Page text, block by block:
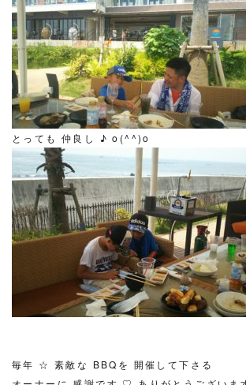
とっても 仲良し ♪ o(^^)o
毎年 ☆ 素敵な BBQを 開催して下さる